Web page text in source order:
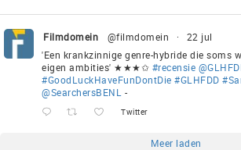
Filmdomein @filmdomein ·
22 jul
'Een krankzinnige genre-hybride die soms
eigen ambities' ★★★✩ #recensie
#GoodLuckHaveFunDontDie #GLHFDD
@SearchersBENL -
Twitter
Meer laden